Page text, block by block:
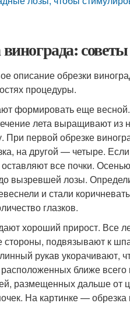
винограда:
описание обрезки
процедуры.
формировать еще
лета выращивают
первой обрезке
на другой — четыре.
все почки.
вызревшей лозы.
и стали
глазков.
хороший прирост. Все
стороны, подвязывают к
рукав укорачивают,
ближе
размещенных дальше
На картинке —